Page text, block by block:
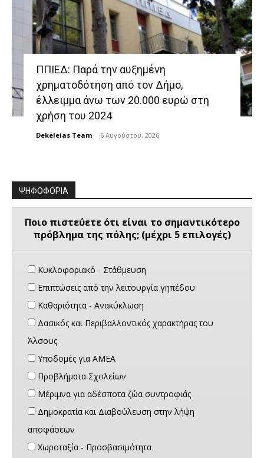
ΠΠΙΕΔ: Παρά την αυξημένη
χρηματοδότηση από τον Δήμο,
έλλειμμα άνω των 20.000 ευρώ στη
χρήση του 2024
Dekeleias Team - 6 Αυγούστου, 2026
ΨΗΦΟΦΟΡΙΑ
Ποιο πιστεύετε ότι είναι το σημαντικότερο
πρόβλημα της πόλης; (μέχρι 5 επιλογές)
Κυκλοφοριακό - Στάθμευση
Επιπτώσεις από την λειτουργία γηπέδου
Καθαριότητα - Ανακύκλωση
Δασικός και Περιβαλλοντικός χαρακτήρας του
Άλσους
Υποδομές για ΑΜΕΑ
Προβλήματα Σχολείων
Μέριμνα για αδέσποτα ζώα συντροφιάς
Δημοκρατία και Διαβούλευση στην λήψη
αποφάσεων
Χωροταξία - Προσβασιμότητα